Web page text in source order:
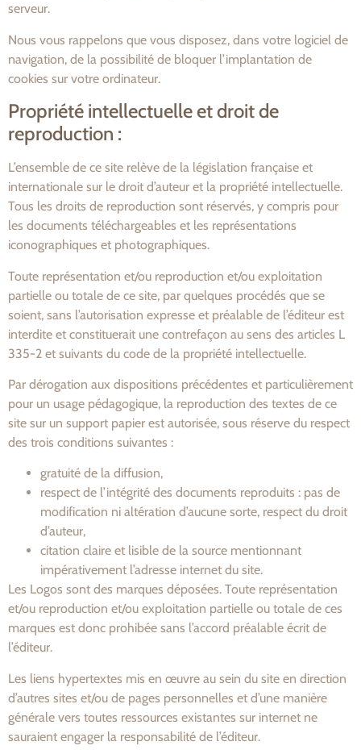
serveur.
Nous vous rappelons que vous disposez, dans votre logiciel de
navigation, de la possibilité de bloquer l’implantation de
cookies sur votre ordinateur.
Propriété intellectuelle et droit de
reproduction :
L’ensemble de ce site relève de la législation française et
internationale sur le droit d’auteur et la propriété intellectuelle.
Tous les droits de reproduction sont réservés, y compris pour
les documents téléchargeables et les représentations
iconographiques et photographiques.
Toute représentation et/ou reproduction et/ou exploitation
partielle ou totale de ce site, par quelques procédés que se
soient, sans l’autorisation expresse et préalable de l’éditeur est
interdite et constituerait une contrefaçon au sens des articles L
335-2 et suivants du code de la propriété intellectuelle.
Par dérogation aux dispositions précédentes et particulièrement
pour un usage pédagogique, la reproduction des textes de ce
site sur un support papier est autorisée, sous réserve du respect
des trois conditions suivantes :
gratuité de la diffusion,
respect de l’intégrité des documents reproduits : pas de
modification ni altération d’aucune sorte, respect du droit
d’auteur,
citation claire et lisible de la source mentionnant
impérativement l’adresse internet du site.
Les Logos sont des marques déposées. Toute représentation
et/ou reproduction et/ou exploitation partielle ou totale de ces
marques est donc prohibée sans l’accord préalable écrit de
l’éditeur.
Les liens hypertextes mis en œuvre au sein du site en direction
d’autres sites et/ou de pages personnelles et d’une manière
générale vers toutes ressources existantes sur internet ne
sauraient engager la responsabilité de l’éditeur.